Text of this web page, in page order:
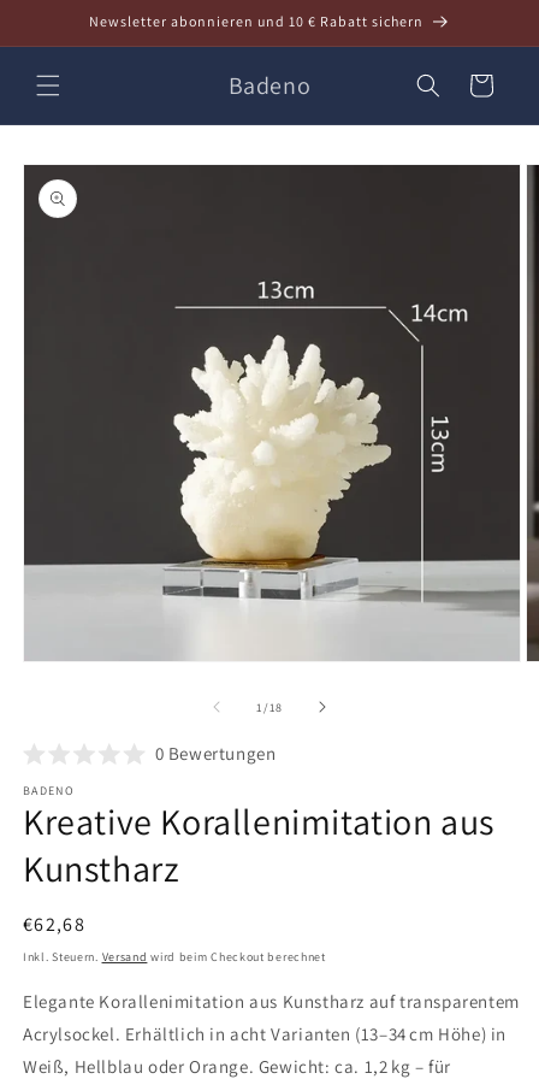
Inhalt
Newsletter abonnieren und 10 € Rabatt sichern
Badeno Warenkorb
öffnen
1 /von
18
0 Bewertungen
BADENO
Kreative Korallenimitation aus
Kunstharz
Normaler
Preis
€62,68
Inkl. Steuern. Versand wird beim Checkout berechnet
Elegante Korallenimitation aus Kunstharz auf transparentem
Acrylsockel. Erhältlich in acht Varianten (13–34 cm Höhe) in
Weiß, Hellblau oder Orange. Gewicht: ca. 1,2 kg – für